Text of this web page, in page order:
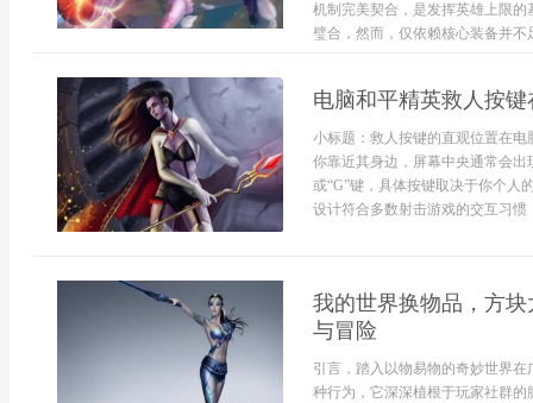
机制完美契合，是发挥英雄上限
璧合，然而，仅依赖核心装备并不
电脑和平精英救人按
小标题：救人按键的直观位置在
你靠近其身边，屏幕中央通常会
或“G”键，具体按键取决于你个人
设计符合多数射击游戏的交互习
我的世界换物品，方
与冒险
引言，踏入以物易物的奇妙世界
种行为，它深深植根于玩家社群